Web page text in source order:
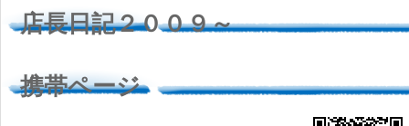
店長日記２００９～
携帯ページ